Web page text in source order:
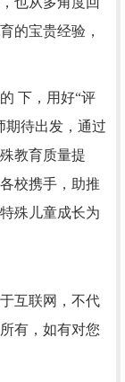
的宝贵经验，
下，用好“评
期待出发，通过
教育质量提
校携手，助推
殊儿童成长为
互联网，不代
有，如有对您